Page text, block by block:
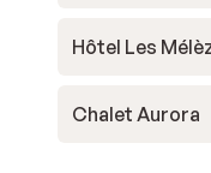
Hôtel Les
Chalet Aurora